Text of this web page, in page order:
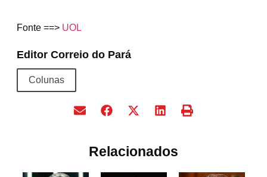
Fonte ==> UOL
Editor Correio do Pará
Colunas
Relacionados